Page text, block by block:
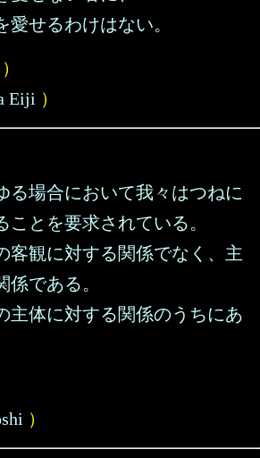
愛せるわけはない。
）
Eiji ）
る場合において我々はつねに
ことを要求されている。
客観に対する関係でなく、主
係である。
主体に対する関係のうちにあ
）